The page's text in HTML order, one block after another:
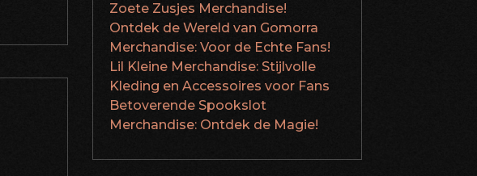
Zoete Zusjes Merchandise!
Ontdek de Wereld van Gomorra
Merchandise: Voor de Echte Fans!
Lil Kleine Merchandise: Stijlvolle
Kleding en Accessoires voor Fans
Betoverende Spookslot
Merchandise: Ontdek de Magie!